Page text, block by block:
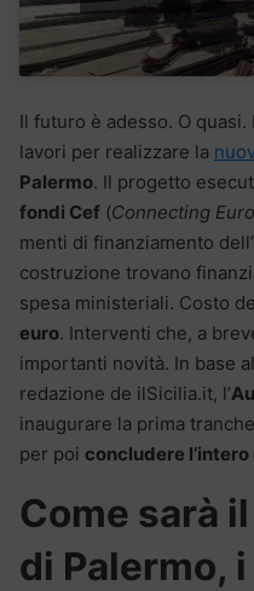
Il futuro è adesso. O
lavori per realizzare la
Palermo. Il progetto
fondi Cef (Connecting
menti di finanziamento
costruzione trovano
spesa ministeriali. Costo
euro. Interventi che, a
importanti novità. In base
redazione de ilSicilia.it, l’
inaugurare la prima
per poi concludere
Come sarà
di Palermo,